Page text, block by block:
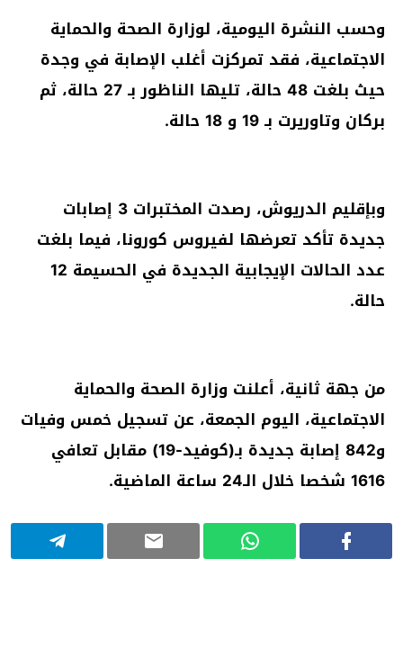
وحسب النشرة اليومية، لوزارة الصحة والحماية
الاجتماعية، فقد تمركزت أغلب الإصابة في وجدة
حيث بلغت 48 حالة، تليها الناظور بـ 27 حالة، ثم
بركان وتاوريرت بـ 19 و 18 حالة.
وبإقليم الدريوش، رصدت المختبرات 3 إصابات
جديدة تأكد تعرضها لفيروس كورونا، فيما بلغت
عدد الحالات الإيجابية الجديدة في الحسيمة 12
حالة.
من جهة ثانية، أعلنت وزارة الصحة والحماية
الاجتماعية، اليوم الجمعة، عن تسجيل خمس وفيات
و842 إصابة جديدة بـ(كوفيد-19) مقابل تعافي
1616 شخصا خلال الـ24 ساعة الماضية.